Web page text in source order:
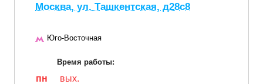
Москва, ул. Ташкентская, д28с8
Юго-Восточная
Время работы:
пн
вых.